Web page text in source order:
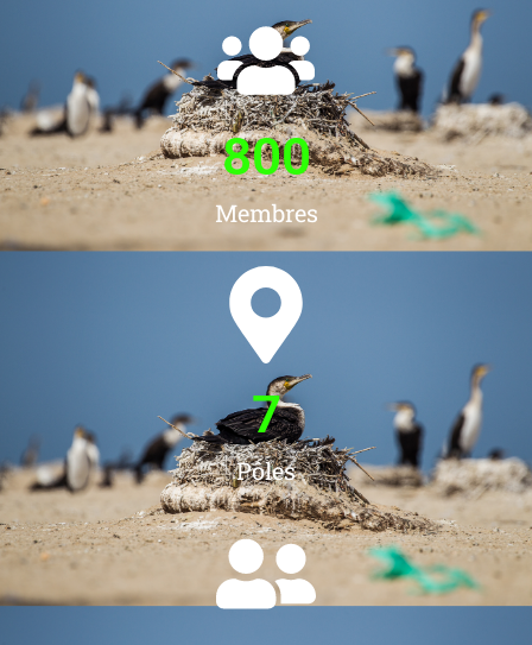
Membres
800
Pôles
7